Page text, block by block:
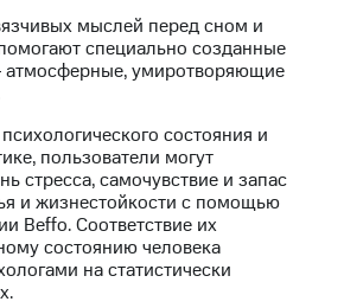
мыслей перед сном и
специально созданные
умиротворяющие
состояния и
пользователи могут
стресса, самочувствие и запас
и жизнестойкости с помощью
Beffo. Соответствие их
состоянию человека
на статистически